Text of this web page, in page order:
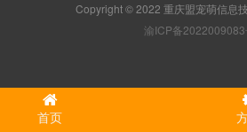
Copyright © 2022 重庆盟宠萌信息
渝ICP备2022009083
首页